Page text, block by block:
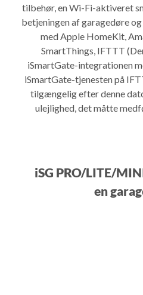
tilbehør, en Wi-Fi-aktiveret
betjeningen af garagedøre
med Apple HomeKit,
SmartThings, IFTTT
iSmartGate-integrationen
iSmartGate-tjenesten på
tilgængelig efter denne
ulejlighed, det måtte
iSG PRO/LITE/
en